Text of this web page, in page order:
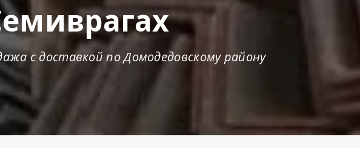
с доставкой по Домодедовскому району